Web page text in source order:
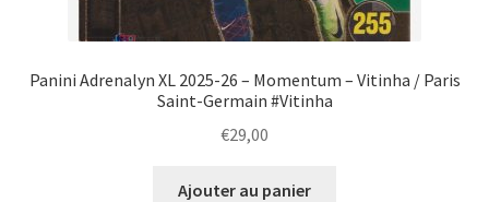
Panini Adrenalyn XL 2025-26 – Momentum – Vitinha / Paris
Saint-Germain #Vitinha
€29,00
Ajouter au panier